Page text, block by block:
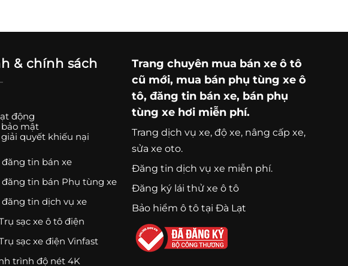
& chính sách
động
mật
quyết khiếu nại
tin bán xe
tin bán Phụ tùng xe
tin dịch vụ xe
sạc xe ô tô điện
sạc xe điện Vinfast
trình độ nét 4K
Trang chuyên mua bán xe ô tô
cũ mới, mua bán phụ tùng xe ô
tô, đăng tin bán xe, bán phụ
tùng xe hơi miễn phí.
Trang dịch vụ xe, độ xe, nâng cấp xe,
sửa xe oto.
Đăng tin dịch vụ xe miễn phí.
Đăng ký lái thử xe ô tô
Bảo hiểm ô tô tại Đà Lạt